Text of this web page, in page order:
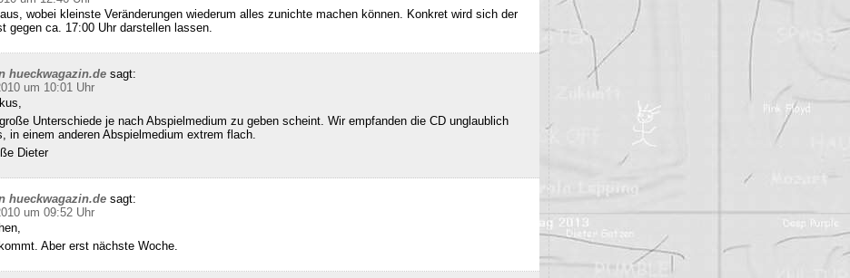
wobei kleinste Veränderungen wiederum alles zunichte machen können. Konkret wird sich der
gegen ca. 17:00 Uhr darstellen lassen.
hueckwagazin.de sagt:
um 10:01 Uhr
Unterschiede je nach Abspielmedium zu geben scheint. Wir empfanden die CD unglaublich
in einem anderen Abspielmedium extrem flach.
Dieter
hueckwagazin.de sagt:
um 09:52 Uhr
Aber erst nächste Woche.